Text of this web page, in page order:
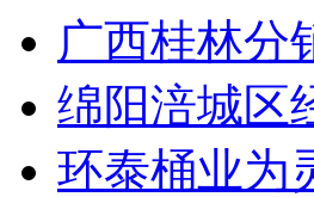
广西桂林分
绵阳涪城区
环泰桶业为